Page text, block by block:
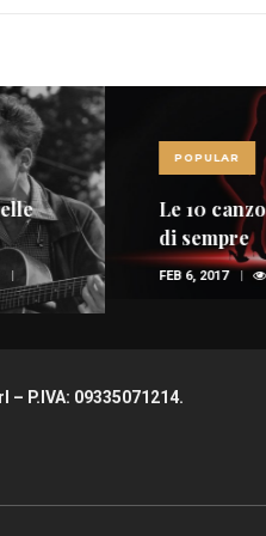
POPULAR
Le 10 canzoni
di sempre
FEB 6, 2017 36947
– P.IVA: 09335071214.